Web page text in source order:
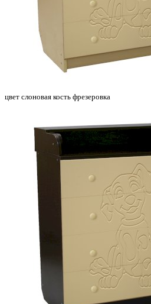
цвет слоновая кость фрезеровка